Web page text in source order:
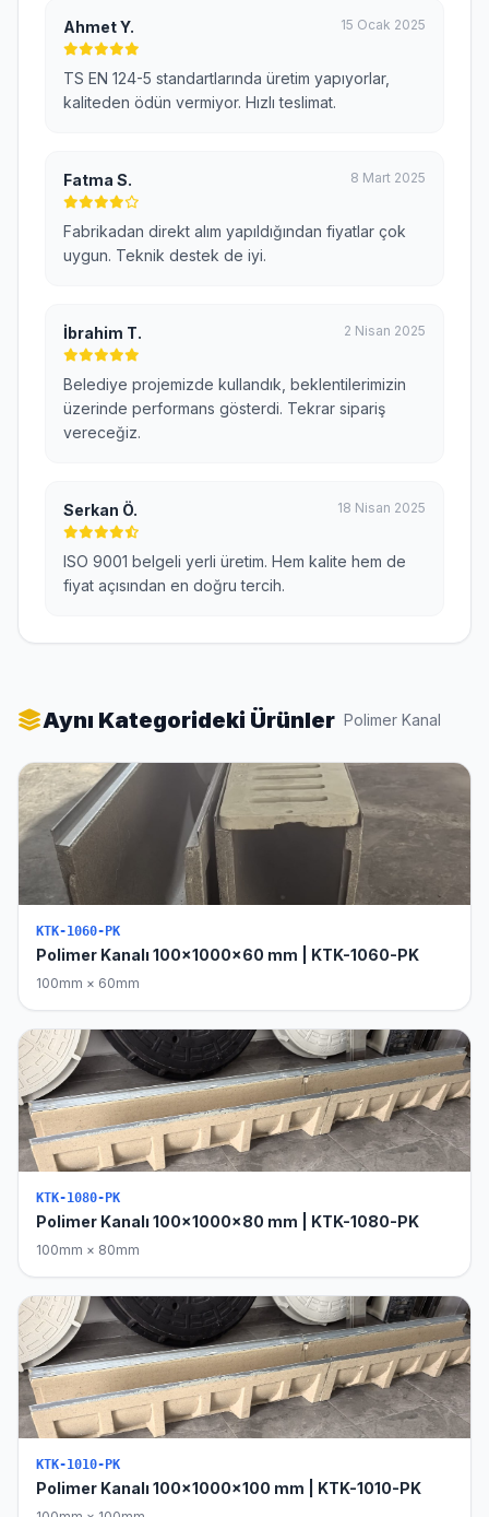
Ahmet Y. 15 Ocak 2025
TS EN 124-5 standartlarında üretim yapıyorlar,
kaliteden ödün vermiyor. Hızlı teslimat.
Fatma S. 8 Mart 2025
Fabrikadan direkt alım yapıldığından fiyatlar çok
uygun. Teknik destek de iyi.
İbrahim T. 2 Nisan 2025
Belediye projemizde kullandık, beklentilerimizin
üzerinde performans gösterdi. Tekrar sipariş
vereceğiz.
Serkan Ö. 18 Nisan 2025
ISO 9001 belgeli yerli üretim. Hem kalite hem de
fiyat açısından en doğru tercih.
Aynı Kategorideki Ürünler Polimer Kanal
KTK-1060-PK
Polimer Kanalı 100x1000x60 mm | KTK-1060-PK
100mm × 60mm
KTK-1080-PK
Polimer Kanalı 100x1000x80 mm | KTK-1080-PK
100mm × 80mm
KTK-1010-PK
Polimer Kanalı 100x1000x100 mm | KTK-1010-PK